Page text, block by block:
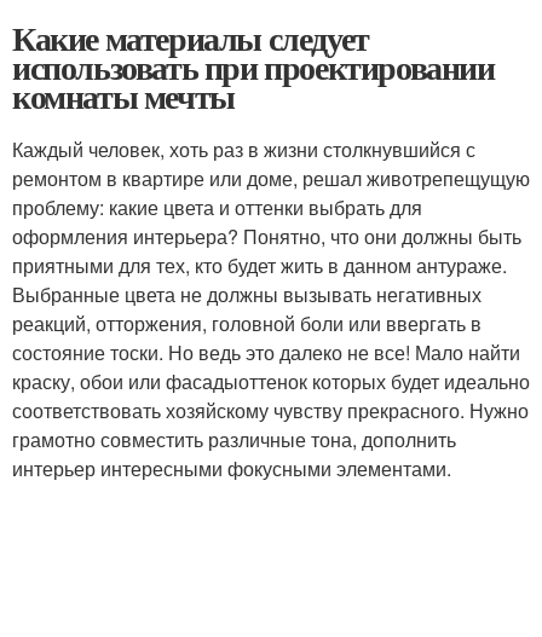
Какие материалы следует
использовать при проектировании
комнаты мечты
Каждый человек, хоть раз в жизни столкнувшийся с
ремонтом в квартире или доме, решал животрепещущую
проблему: какие цвета и оттенки выбрать для
оформления интерьера? Понятно, что они должны быть
приятными для тех, кто будет жить в данном антураже.
Выбранные цвета не должны вызывать негативных
реакций, отторжения, головной боли или ввергать в
состояние тоски. Но ведь это далеко не все! Мало найти
краску, обои или фасадыоттенок которых будет идеально
соответствовать хозяйскому чувству прекрасного. Нужно
грамотно совместить различные тона, дополнить
интерьер интересными фокусными элементами.